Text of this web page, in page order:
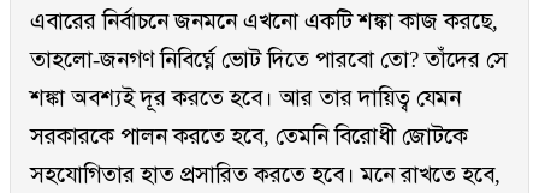
এবারের নির্বাচনে জনমনে এখনো একটি শঙ্কা কাজ করছে,
তাহলো-জনগণ নিবির্ঘ্নে ভোট দিতে পারবো তো? তাঁদের সে
শঙ্কা অবশ্যই দূর করতে হবে। আর তার দায়িত্ব যেমন
সরকারকে পালন করতে হবে, তেমনি বিরোধী জোটকে
সহযোগিতার হাত প্রসারিত করতে হবে। মনে রাখতে হবে,